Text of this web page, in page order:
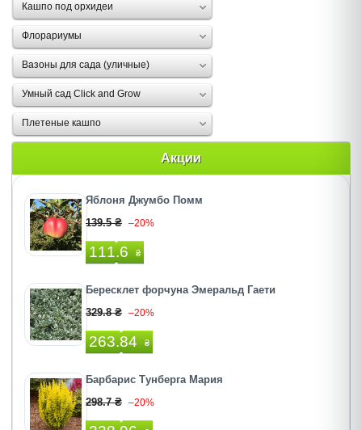
Кашпо под орхидеи
Флорариумы
Вазоны для сада (уличные)
Умный сад Click and Grow
Плетеные кашпо
Акции
Яблоня Джумбо Помм
139.5 ₴ –20%
111.6 ₴
Бересклет форчуна Эмеральд Гаети
329.8 ₴ –20%
263.84 ₴
Барбарис Тунберга Мария
298.7 ₴ –20%